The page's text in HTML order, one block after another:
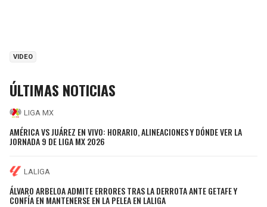
VIDEO
ÚLTIMAS NOTICIAS
LIGA MX
AMÉRICA VS JUÁREZ EN VIVO: HORARIO, ALINEACIONES Y DÓNDE VER LA
JORNADA 9 DE LIGA MX 2026
LALIGA
ÁLVARO ARBELOA ADMITE ERRORES TRAS LA DERROTA ANTE GETAFE Y
CONFÍA EN MANTENERSE EN LA PELEA EN LALIGA